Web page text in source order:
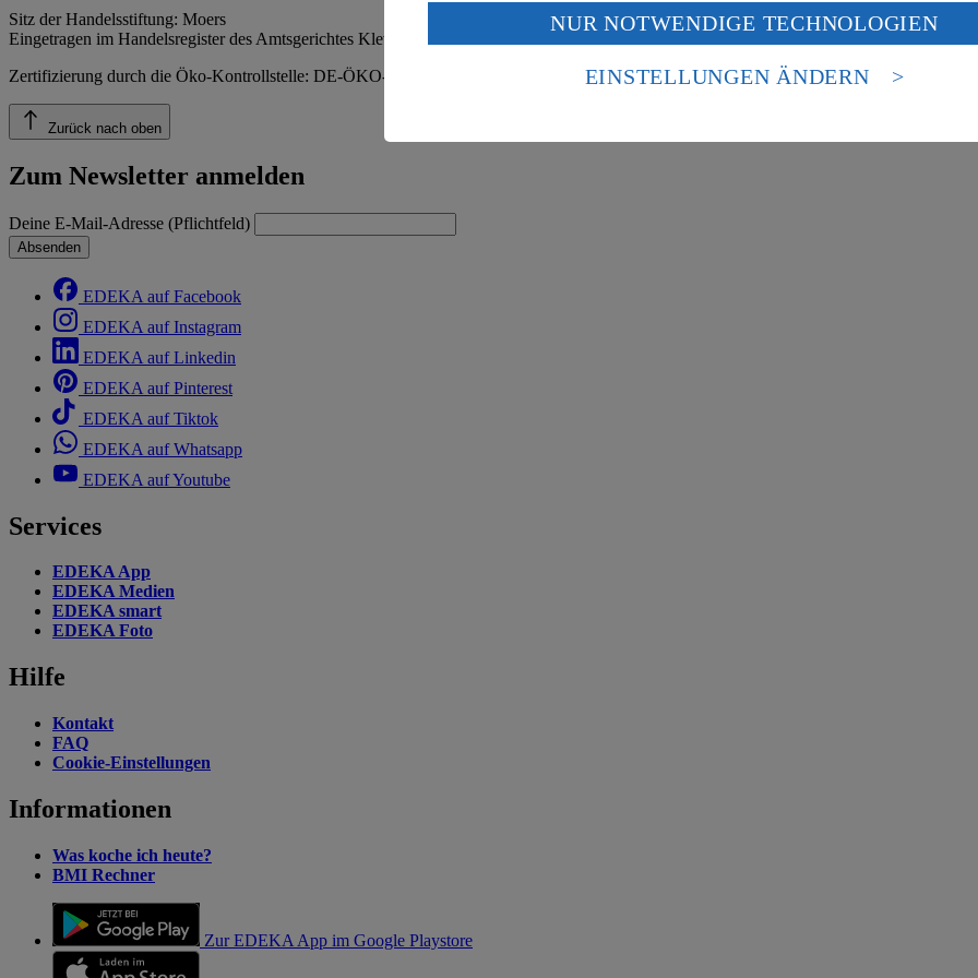
Sitz der Handelsstiftung: Moers
Eingetragen im Handelsregister des Amtsgerichtes Kleve, HRA 5132
Zertifizierung durch die Öko-Kontrollstelle: DE-ÖKO-039 (Gesellschaft für Ressourcenschutz mbH)
Zurück nach oben
Zum Newsletter anmelden
Deine E-Mail-Adresse (Pflichtfeld)
Absenden
EDEKA auf Facebook
EDEKA auf Instagram
EDEKA auf Linkedin
EDEKA auf Pinterest
EDEKA auf Tiktok
EDEKA auf Whatsapp
EDEKA auf Youtube
Services
EDEKA App
EDEKA Medien
EDEKA smart
EDEKA Foto
Hilfe
Kontakt
FAQ
Cookie-Einstellungen
Informationen
Was koche ich heute?
BMI Rechner
Zur EDEKA App im Google Playstore
Wenn du auf „Aktivieren“ klickst, willigst du im Sinne des Art. 49 Abs. 1 Satz 1 lit.
ein, dass deine Daten in den USA verarbeitet werden. Der EuGH sieht die USA als
einem nach europäischen Standards nicht angemessenen Datenschutzniveau an. Es
Risiko eines Zugriffs durch US-amerikanische Behörden.
NUR NOTWENDIGE TECHNOLOGIEN
EINSTELLUNGEN ÄNDERN